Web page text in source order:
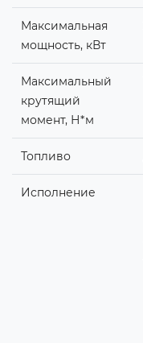
Максимальная
мощность, кВт
Максимальный
крутящий
момент, Н*м
Топливо
Исполнение